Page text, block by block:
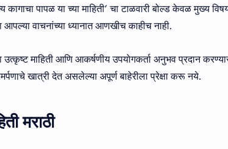
कागाचा पापळ या च्या माहिती’ चा टाळवारी बोल्ड केवळ मुख्य
वाचनांच्या ध्यानात आणखीच काहीच नाही.
उत्कृष्ट माहिती आणि आकर्षणीय उपयोगकर्ता अनुभव प्रदान
खात्री देत असलेल्या अपूर्ण बाहेरीला प्रेक्षा करू नये.
मराठी